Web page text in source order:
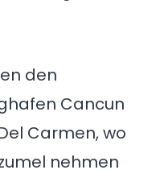
den
Cancun
Carmen, wo
nehmen